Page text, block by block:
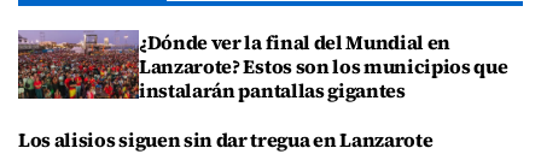
¿Dónde ver la final del Mundial en
Lanzarote? Estos son los municipios que
instalarán pantallas gigantes
Los alisios siguen sin dar tregua en Lanzarote